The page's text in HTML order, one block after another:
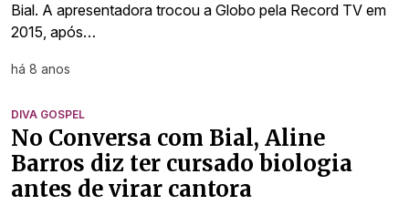
Bial. A apresentadora trocou a Globo pela Record TV em
2015, após…
há 8 anos
DIVA GOSPEL
No Conversa com Bial, Aline
Barros diz ter cursado biologia
antes de virar cantora